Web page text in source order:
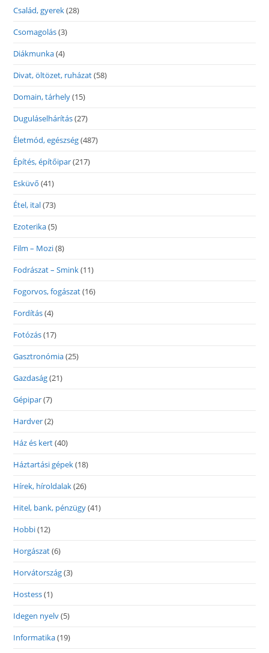
Család, gyerek(28)
Csomagolás(3)
Diákmunka(4)
Divat, öltözet, ruházat(58)
Domain, tárhely(15)
Duguláselhárítás(27)
Életmód, egészség(487)
Építés, építőipar(217)
Esküvő (41)
Étel, ital(73)
Ezoterika(5)
Film – Mozi(8)
Fodrászat – Smink(11)
Fogorvos, fogászat(16)
Fordítás(4)
Fotózás(17)
Gasztronómia(25)
Gazdaság(21)
Gépipar(7)
Hardver(2)
Ház és kert(40)
Háztartási gépek(18)
Hírek, híroldalak(26)
Hitel, bank, pénzügy(41)
Hobbi(12)
Horgászat(6)
Horvátország(3)
Hostess(1)
Idegen nyelv(5)
Informatika(19)